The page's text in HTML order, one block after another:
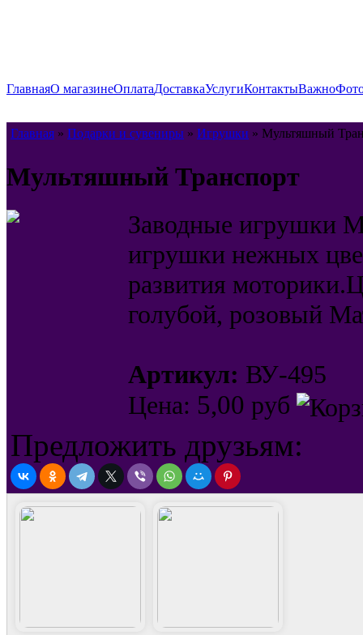
ГлавнаяО магазинеОплатаДоставкаУслугиКонтактыВажно
Главная » Подарки и сувениры » Игрушки » Мультяшный
Мультяшный Транспорт
Заводные игрушки
игрушки нежных
развития
голубой, розовый
Артикул: ВУ-495
Цена: 5,00 руб
Предложить друзьям: